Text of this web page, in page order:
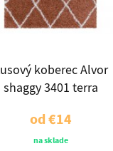
koberec Alvor
shaggy 3401 terra
od€14
na sklade